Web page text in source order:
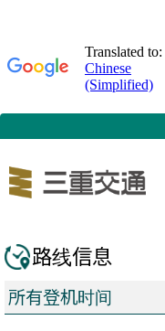
路线信息
所有登机时间